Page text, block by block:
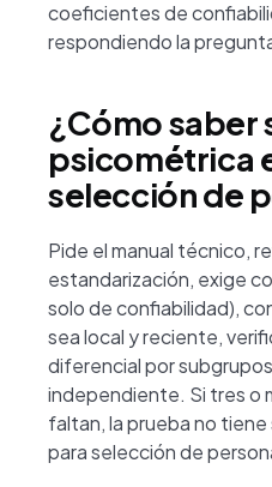
coeficientes de
respondiendo la
¿Cómo saber
psicométrica
selección de
Pide el manual técnico,
estandarización, exige
solo de confiabilidad),
sea local y reciente,
diferencial por
independiente. Si tres o
faltan, la prueba no
para selección de